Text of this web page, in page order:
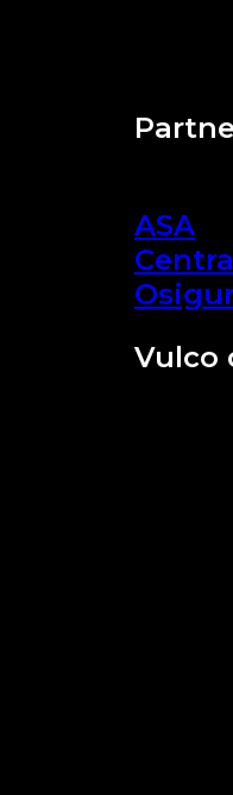
ASA
Vulco